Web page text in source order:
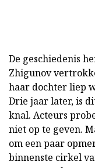
De geschiedenis
Zhigunov
haar dochter liep
Drie jaar later, is
knal. Acteurs
niet op te geven.
om een paar
binnenste cirkel